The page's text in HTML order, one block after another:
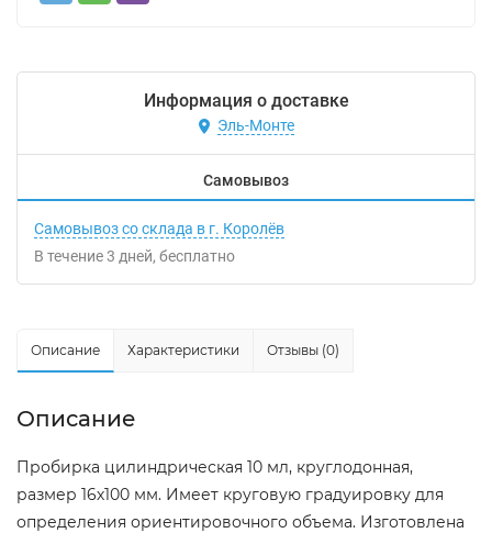
Информация о доставке
Эль-Монте
Самовывоз
Самовывоз со склада в г. Королёв
В течение3 дней Бесплатно
Описание Характеристики Отзывы (0)
Описание
Пробирка цилиндрическая 10 мл, круглодонная,
размер 16х100 мм. Имеет круговую градуировку для
определения ориентировочного объема. Изготовлена